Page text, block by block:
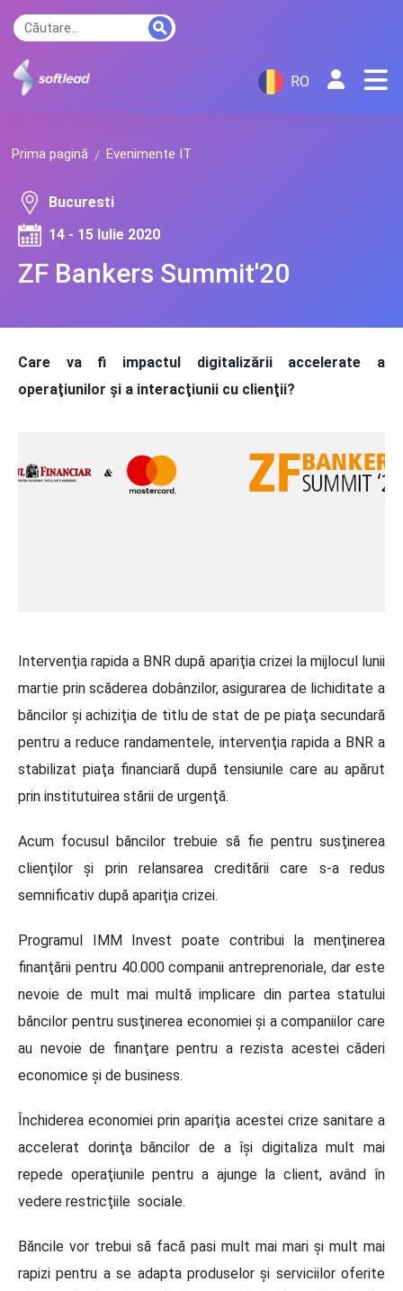
RO
Prima pagină Evenimente IT
ZF Bankers Summit'20
Bucuresti
14 - 15 Iulie 2020
Care va fi impactul digitalizării accelerate a
operaţiunilor şi a interacţiunii cu clienţii?
Intervenţia rapida a BNR după apariţia crizei la mijlocul lunii
martie prin scăderea dobânzilor, asigurarea de lichiditate a
băncilor şi achiziţia de titlu de stat de pe piaţa secundară
pentru a reduce randamentele, intervenţia rapida a BNR a
stabilizat piaţa financiară după tensiunile care au apărut
prin institutuirea stării de urgenţă.
Acum focusul băncilor trebuie să fie pentru susţinerea
clienţilor şi prin relansarea creditării care s-a redus
semnificativ după apariţia crizei.
Programul IMM Invest poate contribui la menţinerea
finanţării pentru 40.000 companii antreprenoriale, dar este
nevoie de mult mai multă implicare din partea statului
băncilor pentru susţinerea economiei şi a companiilor care
au nevoie de finanţare pentru a rezista acestei căderi
economice şi de business.
Închiderea economiei prin apariţia acestei crize sanitare a
accelerat dorinţa băncilor de a îşi digitaliza mult mai
repede operaţiunile pentru a ajunge la client, având în
vedere restricţiile sociale.
Băncile vor trebui să facă pasi mult mai mari şi mult mai
rapizi pentru a se adapta produselor şi serviciilor oferite